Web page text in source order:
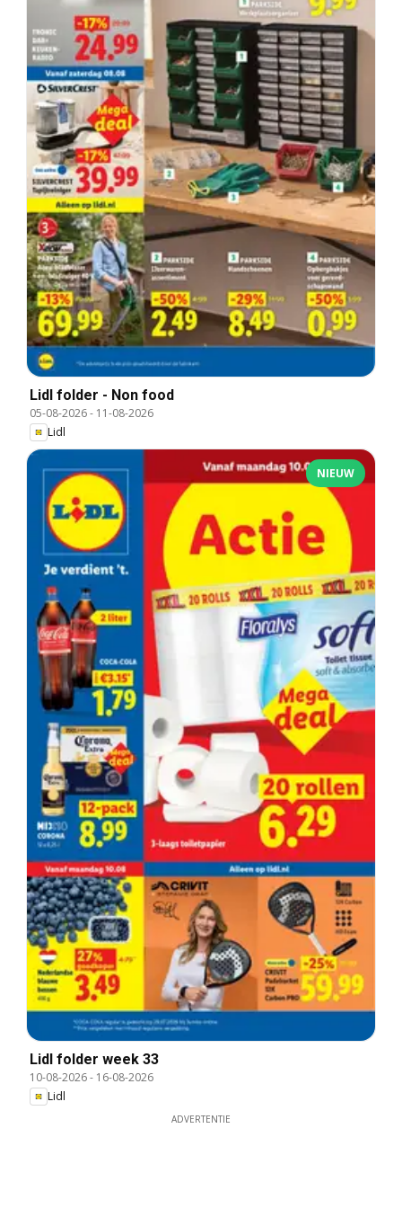
Lidl folder - Non food
05-08-2026- 11-08-2026
Lidl
NIEUW
Lidl folder week 33
10-08-2026- 16-08-2026
Lidl
ADVERTENTIE